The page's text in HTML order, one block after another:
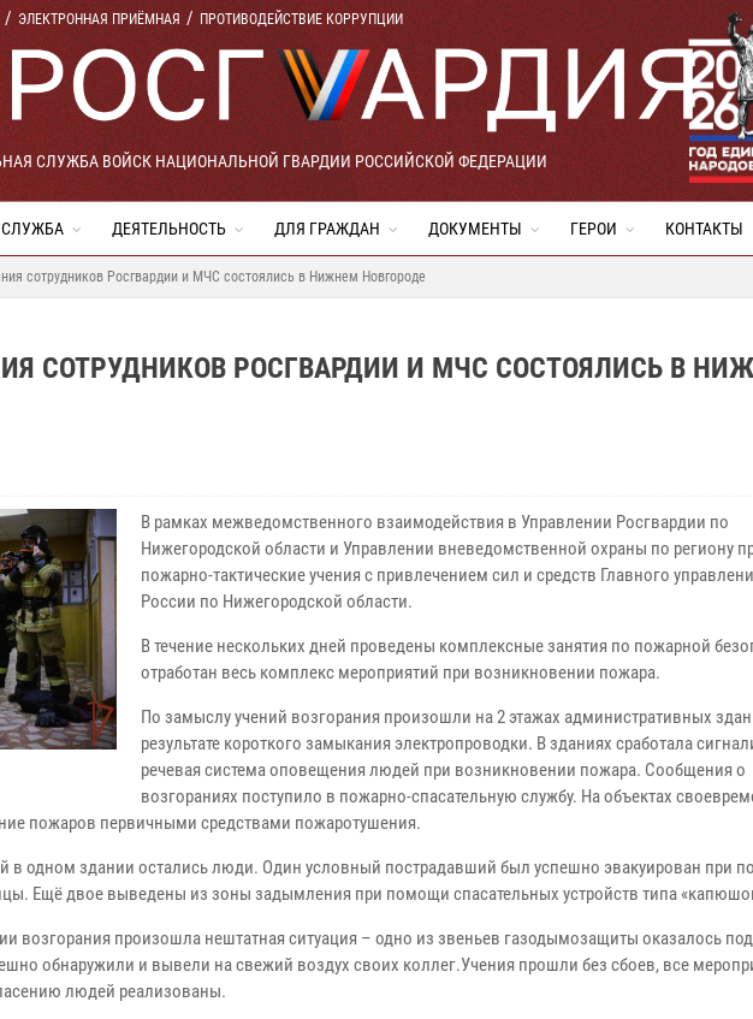
ЭЛЕКТРОННАЯ ПРИЁМНАЯ ПРОТИВОДЕЙСТВИЕ КОРРУПЦИИ
СЛУЖБА ВОЙСК НАЦИОНАЛЬНОЙ ГВАРДИИ РОССИЙСКОЙ ФЕДЕРАЦИИ
СЛУЖБА ДЕЯТЕЛЬНОСТЬ ДЛЯ ГРАЖДАН ДОКУМЕНТЫ ГЕРОИ КОНТАКТЫ
сотрудников Росгвардии и МЧС состоялись в Нижнем Новгороде
СОТРУДНИКОВ РОСГВАРДИИ И МЧС СОСТОЯЛИСЬ В
В рамках межведомственного взаимодействия в Управлении Росгвардии по
Нижегородской области и Управлении вневедомственной охраны по региону
пожарно-тактические учения с привлечением сил и средств Главного
России по Нижегородской области.
В течение нескольких дней проведены комплексные занятия по пожарной
отработан весь комплекс мероприятий при возникновении пожара.
По замыслу учений возгорания произошли на 2 этажах административных
результате короткого замыкания электропроводки. В зданиях сработала
речевая система оповещения людей при возникновении пожара. Сообщения о
возгораниях поступило в пожарно-спасательную службу. На объектах
пожаров первичными средствами пожаротушения.
в одном здании остались люди. Один условный пострадавший был успешно эвакуирован при
Ещё двое выведены из зоны задымления при помощи спасательных устройств типа
возгорания произошла нештатная ситуация – одно из звеньев газодымозащиты оказалось
обнаружили и вывели на свежий воздух своих коллег.Учения прошли без сбоев, все
людей реализованы.